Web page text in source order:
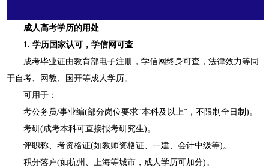
成人高考学历的用处
1. 学历国家认可，学信网可查
成考毕业证由教育部电子注册，学信网终身可查，法律效力等同
于自考、网教、国开等成人学历。
可用于：
考公务员/事业编(部分岗位要求“本科及以上”，不限制全日制)。
考研(成考本科可直接报考研究生)。
评职称、考资格证(如教师资格证、一建、会计中级等)。
积分落户(如杭州、上海等城市，成人学历可加分)。